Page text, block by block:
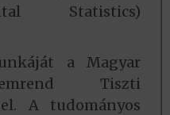
Statistics)
a Magyar
Tiszti
A tudományos